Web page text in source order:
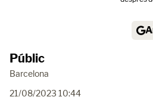
Públic
Barcelona
21/08/2023 10:44